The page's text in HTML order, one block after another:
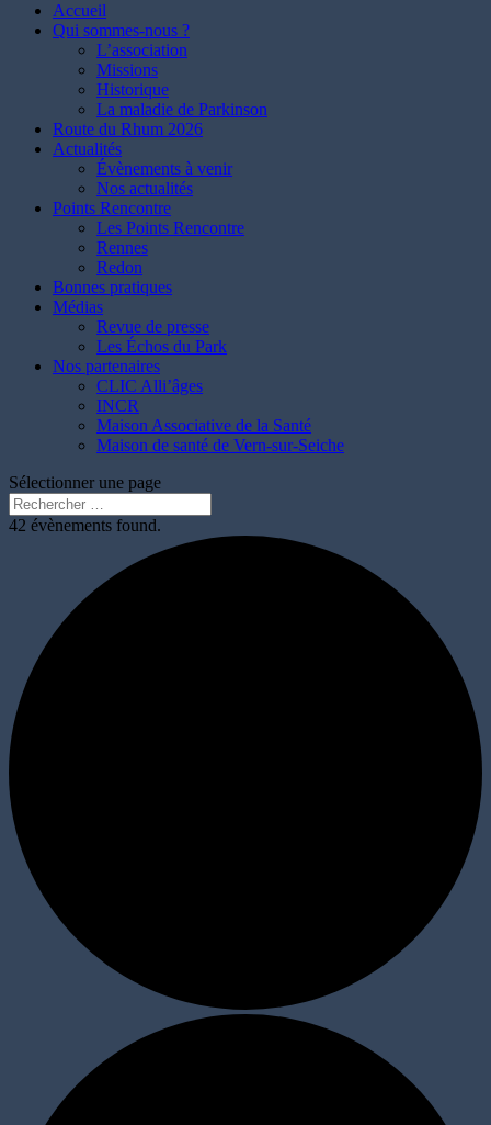
Accueil
Qui sommes-nous ?
L’association
Missions
Historique
La maladie de Parkinson
Route du Rhum 2026
Actualités
Évènements à venir
Nos actualités
Points Rencontre
Les Points Rencontre
Rennes
Redon
Bonnes pratiques
Médias
Revue de presse
Les Échos du Park
Nos partenaires
CLIC Alli’âges
INCR
Maison Associative de la Santé
Maison de santé de Vern-sur-Seiche
Sélectionner une page
42 évènements found.